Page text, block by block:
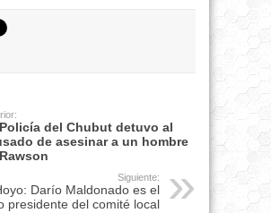
del Chubut detuvo al
de asesinar a un hombre
Siguiente:
Darío Maldonado es el
presidente del comité local